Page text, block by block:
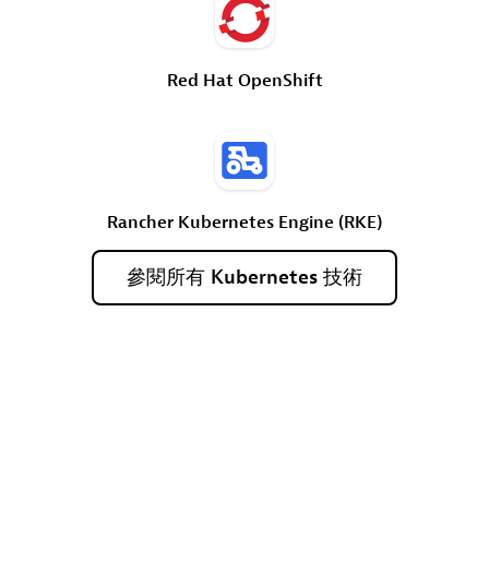
Red Hat OpenShift
Rancher Kubernetes Engine (RKE)
參閱所有 Kubernetes 技術